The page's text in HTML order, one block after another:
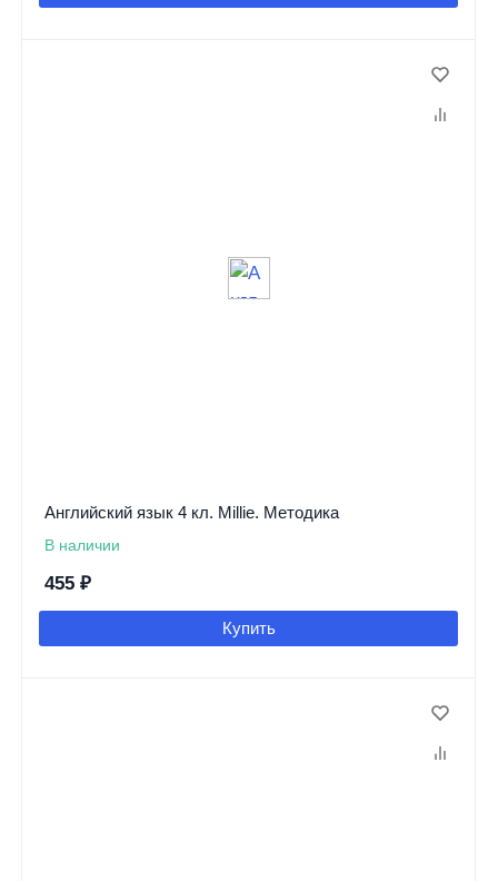
Английский язык 4 кл. Millie. Методика
В наличии
455 ₽
Купить